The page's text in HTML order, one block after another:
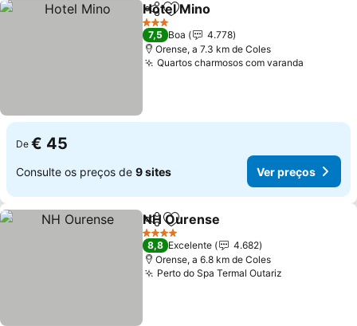
PartilharAdicionar aos favoritos
Hotel Mino
3 Estrelas
7,5 Boa
4.778
Orense, a 7.3 km de Coles
Quartos charmosos com varanda
De € 45
Consulte os preços de 9 sites Ver preços
PartilharAdicionar aos favoritos
NH Ourense
4 Estrelas
8,8 Excelente
4.682
Orense, a 6.8 km de Coles
Perto do Spa Termal Outariz